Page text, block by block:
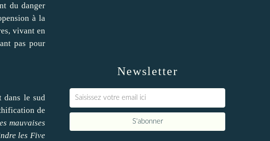
du danger
à la
vivant en
pas pour
dans le sud
de
mauvaises
les Five
Newsletter